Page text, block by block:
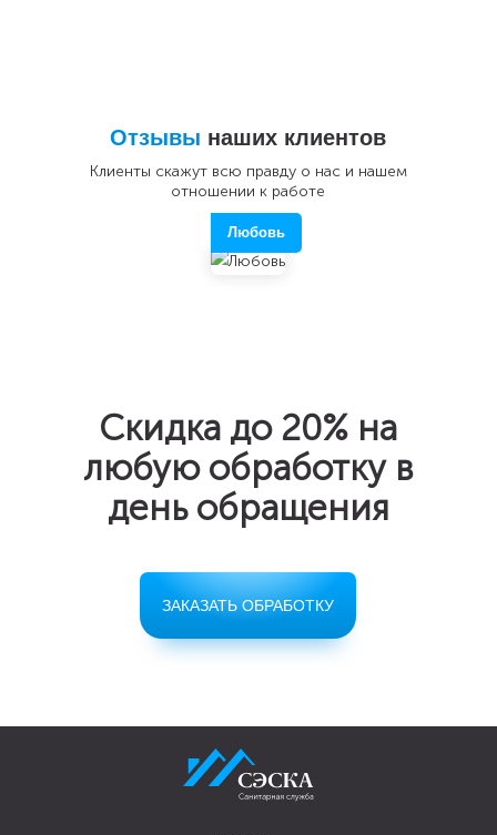
Отзывы наших клиентов
Клиенты скажут всю правду о нас и нашем
отношении к работе
Любовь
Скидка до 20% на
любую обработку в
день обращения
ЗАКАЗАТЬ ОБРАБОТКУ